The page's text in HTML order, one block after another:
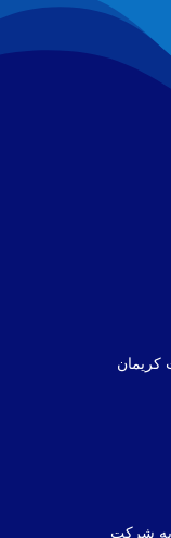
كريمان
به شرکت